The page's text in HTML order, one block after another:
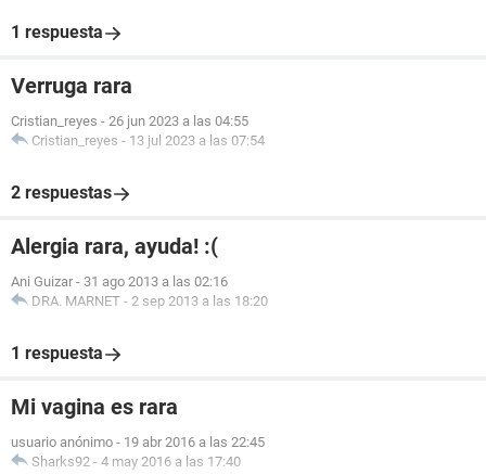
1 respuesta
Verruga rara
Cristian_reyes - 26 jun 2023 a las 04:55
Cristian_reyes - 13 jul 2023 a las 07:54
2 respuestas
Alergia rara, ayuda! :(
Ani Guizar - 31 ago 2013 a las 02:16
DRA. MARNET - 2 sep 2013 a las 18:20
1 respuesta
Mi vagina es rara
usuario anónimo - 19 abr 2016 a las 22:45
Sharks92 - 4 may 2016 a las 17:40